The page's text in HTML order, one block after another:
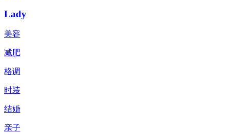
Lady
美容
减肥
格调
时装
结婚
亲子